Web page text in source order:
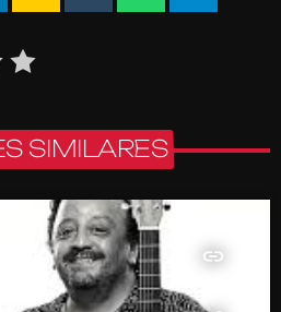
SIMILARES
insert_link